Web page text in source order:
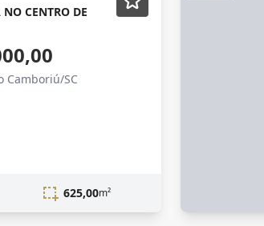
CENTRO DE
Camboriú/SC
625,00m²